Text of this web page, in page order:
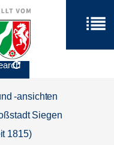
Pläne
Siegen
-ansichten
Siegen
1815)